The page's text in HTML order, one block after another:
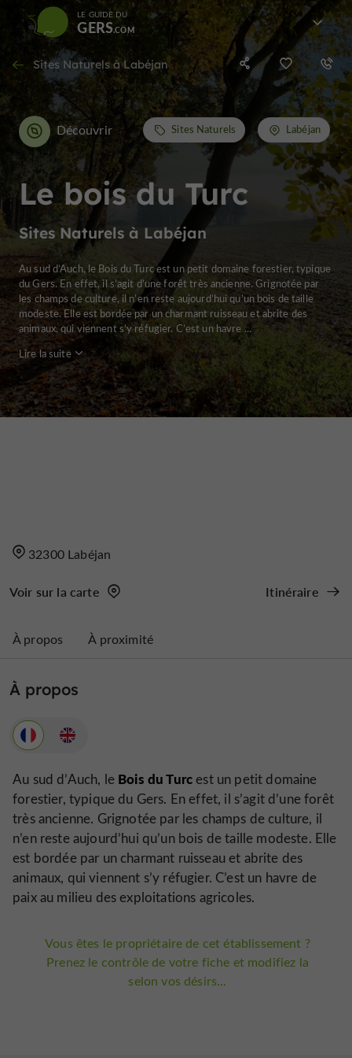
LE GUIDE DU
GERS
Sites Naturels à Labéjan
Le bois du Turc
Sites Naturels à Labéjan
Découvrir Sites Naturels Labéjan
Au sud d’Auch, le Bois du Turc est un petit domaine forestier, typique
du Gers. En effet, il s’agit d’une forêt très ancienne. Grignotée par
les champs de culture, il n’en reste aujourd’hui qu’un bois de taille
modeste. Elle est bordée par un charmant ruisseau et abrite des
animaux, qui viennent s’y réfugier. C’est un havre ...
Lire la suite
32300 Labéjan
Voir sur la carte Itinéraire
À propos À proximité
À propos
Au sud d’Auch, le Bois du Turcest un petit domaine
forestier, typique du Gers. En effet, il s’agit d’une forêt
très ancienne. Grignotée par les champs de culture, il
n’en reste aujourd’hui qu’un bois de taille modeste. Elle
est bordée par un charmant ruisseau et abrite des
animaux, qui viennent s’y réfugier. C’est un havre de
paix au milieu des exploitations agricoles.
Vous êtes le propriétaire de cet établissement ?
Prenez le contrôle de votre fiche et modifiez la
selon vos désirs...